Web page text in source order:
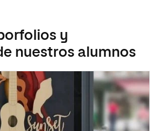
y
nuestros alumnos